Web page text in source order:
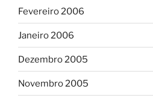
Fevereiro 2006
Janeiro 2006
Dezembro 2005
Novembro 2005